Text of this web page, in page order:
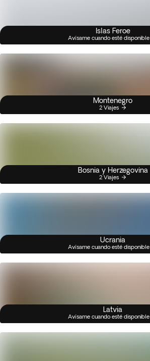
Islas Feroe
Avísame cuando esté disponible
Montenegro
2 Viajes
Bosnia y Herzegovina
2 Viajes
Ucrania
Avísame cuando esté disponible
Latvia
Avísame cuando esté disponible